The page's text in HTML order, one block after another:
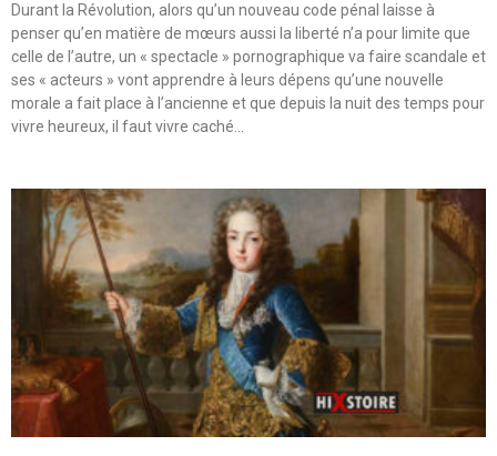
Durant la Révolution, alors qu’un nouveau code pénal laisse à
penser qu’en matière de mœurs aussi la liberté n’a pour limite que
celle de l’autre, un « spectacle » pornographique va faire scandale et
ses « acteurs » vont apprendre à leurs dépens qu’une nouvelle
morale a fait place à l’ancienne et que depuis la nuit des temps pour
vivre heureux, il faut vivre caché…